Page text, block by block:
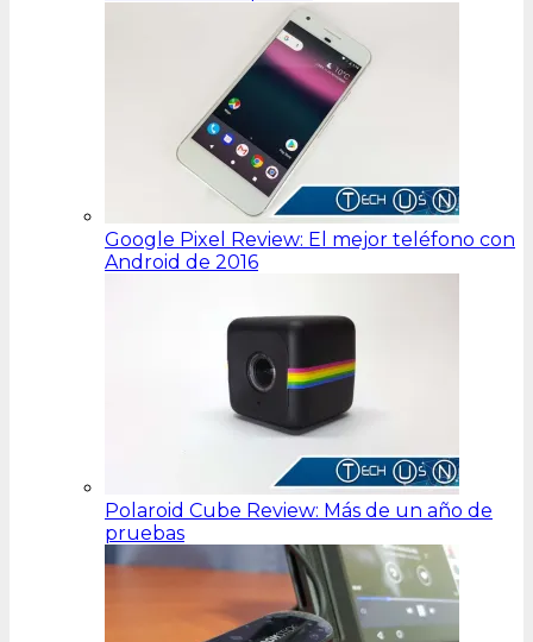
Google Pixel Review: El mejor teléfono con
Android de 2016
Polaroid Cube Review: Más de un año de
pruebas